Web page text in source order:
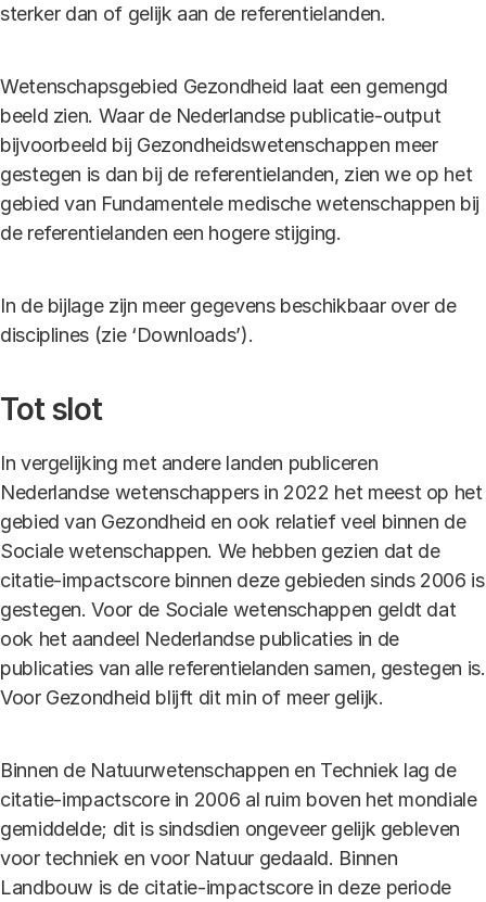
sterker dan of gelijk aan de referentielanden.
Wetenschapsgebied Gezondheid laat een gemengd
beeld zien. Waar de Nederlandse publicatie-output
bijvoorbeeld bij Gezondheidswetenschappen meer
gestegen is dan bij de referentielanden, zien we op het
gebied van Fundamentele medische wetenschappen bij
de referentielanden een hogere stijging.
In de bijlage zijn meer gegevens beschikbaar over de
disciplines (zie ‘Downloads’).
Tot slot
In vergelijking met andere landen publiceren
Nederlandse wetenschappers in 2022 het meest op het
gebied van Gezondheid en ook relatief veel binnen de
Sociale wetenschappen. We hebben gezien dat de
citatie-impactscore binnen deze gebieden sinds 2006 is
gestegen. Voor de Sociale wetenschappen geldt dat
ook het aandeel Nederlandse publicaties in de
publicaties van alle referentielanden samen, gestegen is.
Voor Gezondheid blijft dit min of meer gelijk.
Binnen de Natuurwetenschappen en Techniek lag de
citatie-impactscore in 2006 al ruim boven het mondiale
gemiddelde; dit is sindsdien ongeveer gelijk gebleven
voor techniek en voor Natuur gedaald. Binnen
Landbouw is de citatie-impactscore in deze periode